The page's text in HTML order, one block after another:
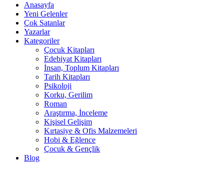
Anasayfa
Yeni Gelenler
Çok Satanlar
Yazarlar
Kategoriler
Çocuk Kitapları
Edebiyat Kitapları
İnsan, Toplum Kitapları
Tarih Kitapları
Psikoloji
Korku, Gerilim
Roman
Araştırma, İnceleme
Kişisel Gelişim
Kırtasiye & Ofis Malzemeleri
Hobi & Eğlence
Çocuk & Gençlik
Blog